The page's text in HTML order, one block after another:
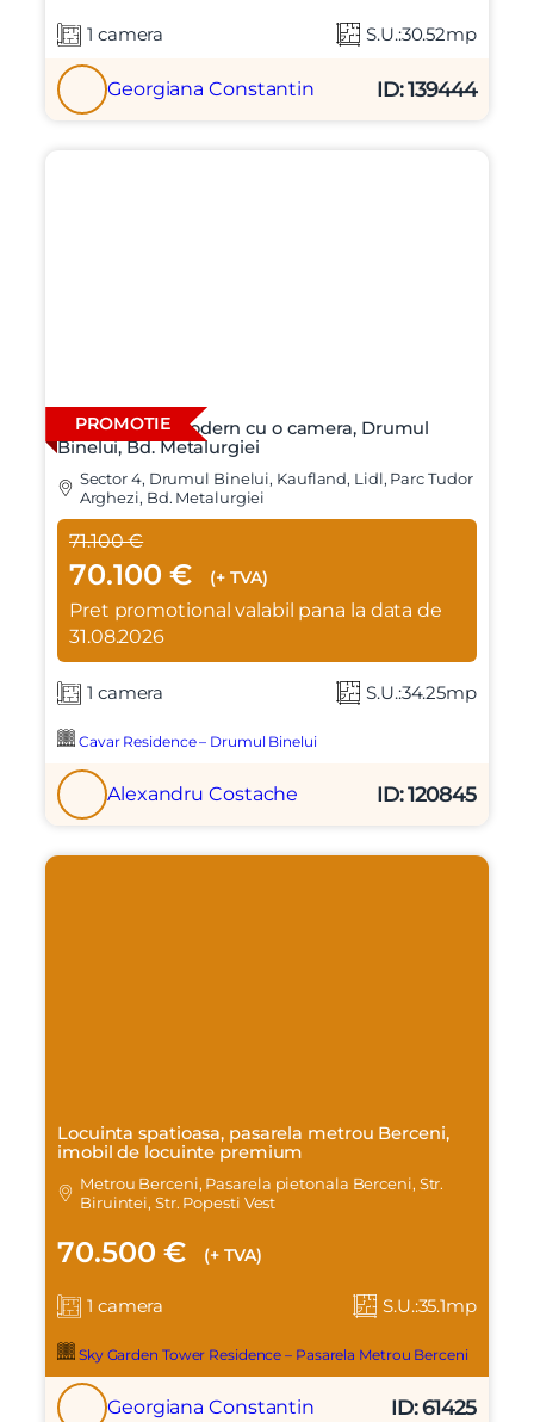
1 camera S.U.:30.52mp
Georgiana Constantin ID: 139444
PROMOTIE
Apartament modern cu o camera, Drumul
Binelui, Bd. Metalurgiei
Sector 4, Drumul Binelui, Kaufland, Lidl, Parc Tudor
Arghezi, Bd. Metalurgiei
71.100 €
70.100 € (+ TVA)
Pret promotional valabil pana la data de
31.08.2026
1 camera S.U.:34.25mp
Cavar Residence – Drumul Binelui
Alexandru Costache ID: 120845
Locuinta spatioasa, pasarela metrou Berceni,
imobil de locuinte premium
Metrou Berceni, Pasarela pietonala Berceni, Str.
Biruintei, Str. Popesti Vest
70.500 € (+ TVA)
1 camera S.U.:35.1mp
Sky Garden Tower Residence – Pasarela Metrou Berceni
Georgiana Constantin ID: 61425